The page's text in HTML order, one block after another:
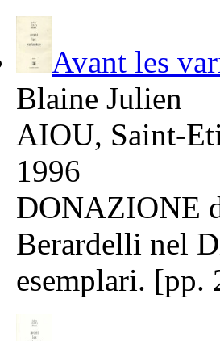
Avant les
Blaine Julien
AIOU, Saint-
1996
DONAZIONE
Berardelli nel
esemplari. [pp.